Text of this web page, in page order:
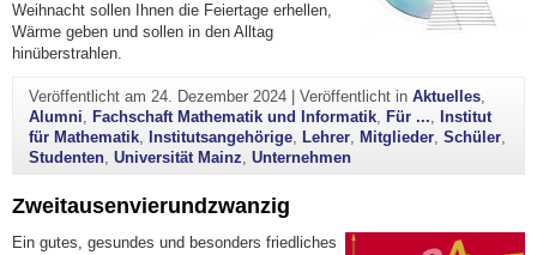
Weihnacht sollen Ihnen die Feiertage erhellen,
Wärme geben und sollen in den Alltag
hinüberstrahlen.
Veröffentlicht am 24. Dezember 2024| Veröffentlicht in Aktuelles,
Alumni
Fachschaft Mathematik und Informatik, Für ...
Institut
für Mathematik, Institutsangehörige, Lehrer, Mitglieder, Schüler,
Studenten, Universität Mainz Unternehmen
Zweitausenvierundzwanzig
Ein gutes, gesundes und besonders friedliches